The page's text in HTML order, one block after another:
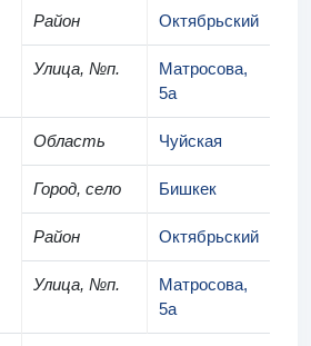
Район Октябрьский
Улица, №п.
Матросова,
5а
Область Чуйская
Город, село Бишкек
Район Октябрьский
Улица, №п.
Матросова,
5а